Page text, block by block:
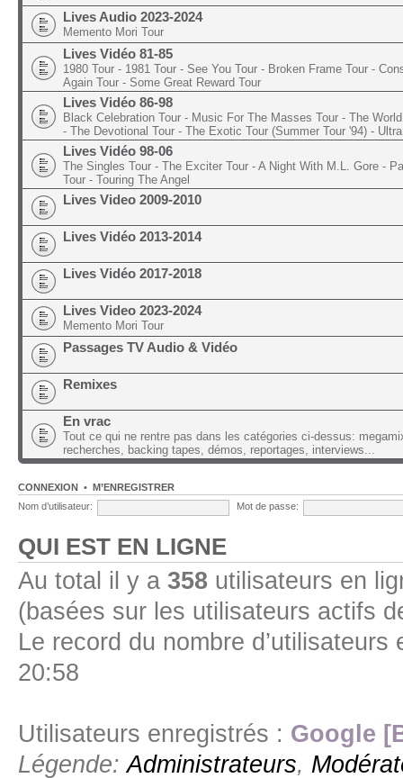
Lives Audio 2023-2024
Memento Mori Tour
Lives Vidéo 81-85
1980 Tour - 1981 Tour - See You Tour - Broken Frame Tour -
Again Tour - Some Great Reward Tour
Lives Vidéo 86-98
Black Celebration Tour - Music For The Masses Tour - The
- The Devotional Tour - The Exotic Tour (Summer Tour '94) -
Lives Vidéo 98-06
The Singles Tour - The Exciter Tour - A Night With M.L. Gore -
Tour - Touring The Angel
Lives Video 2009-2010
Lives Vidéo 2013-2014
Lives Vidéo 2017-2018
Lives Video 2023-2024
Memento Mori Tour
Passages TV Audio & Vidéo
Remixes
En vrac
Tout ce qui ne rentre pas dans les catégories ci-dessus:
recherches, backing tapes, démos, reportages, interviews...
CONNEXION • M’ENREGISTRER
Nom d’utilisateur:
Mot de passe:
QUI EST EN LIGNE
Au total il y a 358 utilisateurs en
(basées sur les utilisateurs actifs
Le record du nombre
20:58
Utilisateurs enregistrés : Google
Légende:Administrateurs,